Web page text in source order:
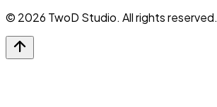
© 2026 TwoD Studio. All rights reserved.